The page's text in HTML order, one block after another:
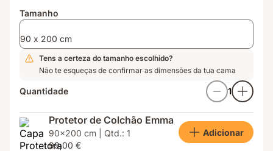
Tamanho
90 x 200 cm
Tens a certeza do tamanho escolhido?
Não te esqueças de confirmar as dimensões da tua cama
Quantidade 1
Protetor de Colchão Emma
90x200 cm | Qtd.: 1
99,00 €
Adicionar